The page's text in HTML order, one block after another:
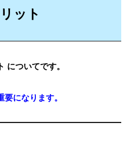
ット
についてです。
になります。